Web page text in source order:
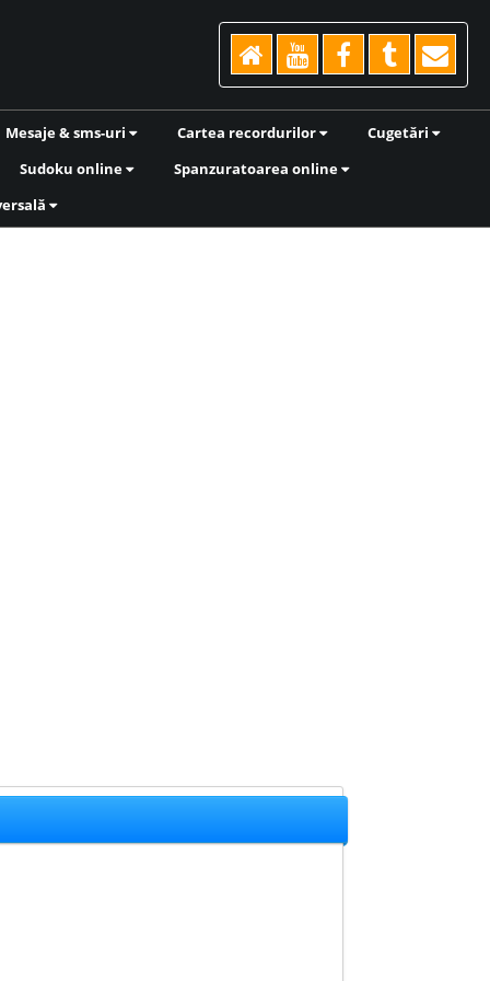
Mesaje & sms-uri Cartea recordurilor
Cugetări
Sudoku online
Spanzuratoarea online